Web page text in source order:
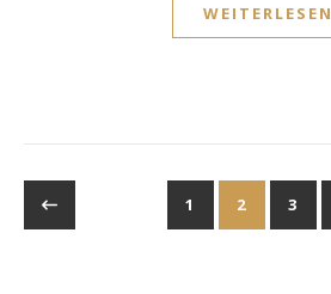
WEITERLESEN
1 2 3